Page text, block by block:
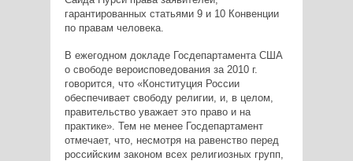
гарантированных статьями 9 и 10 Конвенции
по правам человека.
В ежегодном докладе Госдепартамента США
о свободе вероисповедования за 2010 г.
говорится, что «Конституция России
обеспечивает свободу религии, и, в целом,
правительство уважает это право и на
практике». Тем не менее Госдепартамент
отмечает, что, несмотря на равенство перед
российским законом всех религиозных групп,